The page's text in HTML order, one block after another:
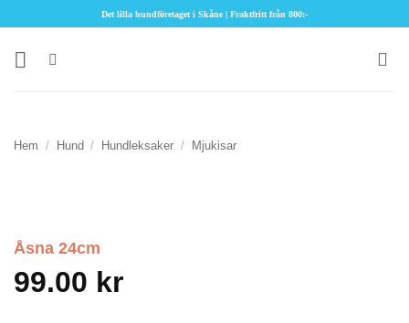
content
Det lilla hundföretaget i Skåne | Fraktfritt från 800:-
Hem / Hund / Hundleksaker / Mjukisar
Åsna 24cm
99.00 kr